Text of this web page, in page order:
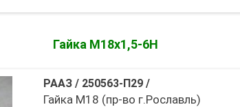
Гайка М18х1,5-6Н
РААЗ/ 250563-П29/
Гайка М18 (пр-во г.Рославль)